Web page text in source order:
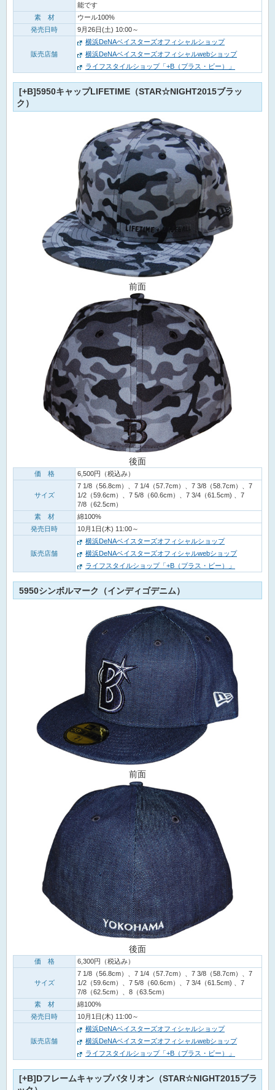
能です
素 材
ウール100%
発売日時
9月26日(土) 10:00～
販売店舗
横浜DeNAベイスターズオフィシャルショップ
横浜DeNAベイスターズオフィシャルwebショップ
ライフスタイルショップ「+B（プラス・ビー）」
[+B]5950キャップLIFETIME（STAR☆NIGHT2015ブラッ
ク）
前面
後面
価 格 6,500円（税込み）
サイズ
7 1/8（56.8cm）、7 1/4（57.7cm）、7 3/8（58.7cm）、7
1/2（59.6cm）、7 5/8（60.6cm）、7 3/4（61.5cm) 、7
7/8（62.5cm）
素 材
綿100%
発売日時
10月1日(木) 11:00～
販売店舗
横浜DeNAベイスターズオフィシャルショップ
横浜DeNAベイスターズオフィシャルwebショップ
ライフスタイルショップ「+B（プラス・ビー）」
5950シンボルマーク（インディゴデニム）
前面
後面
価 格 6,300円（税込み）
サイズ
7 1/8（56.8cm）、7 1/4（57.7cm）、7 3/8（58.7cm）、7
1/2（59.6cm）、7 5/8（60.6cm）、7 3/4（61.5cm) 、7
7/8（62.5cm）、8（63.5cm）
素 材
綿100%
発売日時
10月1日(木) 11:00～
販売店舗
横浜DeNAベイスターズオフィシャルショップ
横浜DeNAベイスターズオフィシャルwebショップ
ライフスタイルショップ「+B（プラス・ビー）」
[+B]Dフレームキャップバタリオン（STAR☆NIGHT2015ブラ